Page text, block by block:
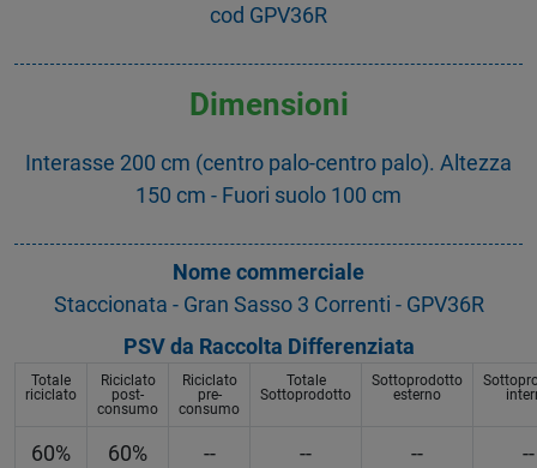
cod GPV36R
Dimensioni
Interasse 200 cm (centro palo-centro palo). Altezza
150 cm - Fuori suolo 100 cm
Nome commerciale
Staccionata - Gran Sasso 3 Correnti - GPV36R
PSV da Raccolta Differenziata
Totale
riciclato
Riciclato
post-
consumo
Riciclato
pre-
consumo
Totale
Sottoprodotto
Sottoprodotto
esterno
60% 60% -- -- -- --